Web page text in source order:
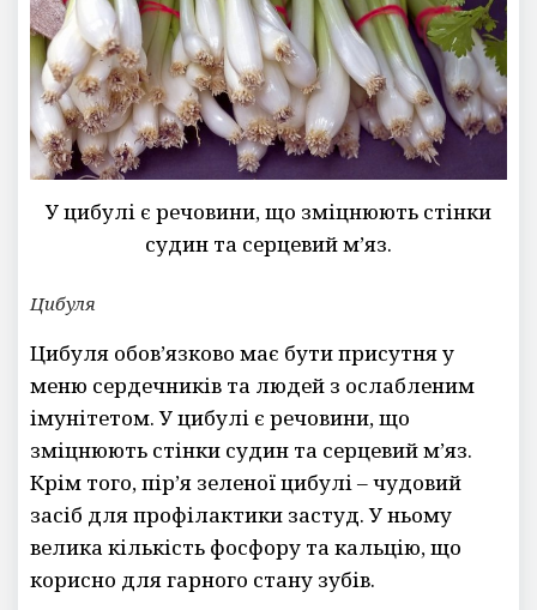
У цибулі є речовини, що зміцнюють стінки
судин та серцевий м’яз.
Цибуля
Цибуля обов’язково має бути присутня у
меню сердечників та людей з ослабленим
імунітетом. У цибулі є речовини, що
зміцнюють стінки судин та серцевий м’яз.
Крім того, пір’я зеленої цибулі – чудовий
засіб для профілактики застуд. У ньому
велика кількість фосфору та кальцію, що
корисно для гарного стану зубів.